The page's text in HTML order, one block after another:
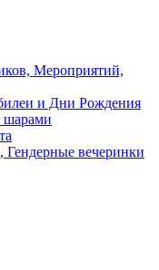
Мероприятий,
и Дни Рождения
шарами
вечеринки